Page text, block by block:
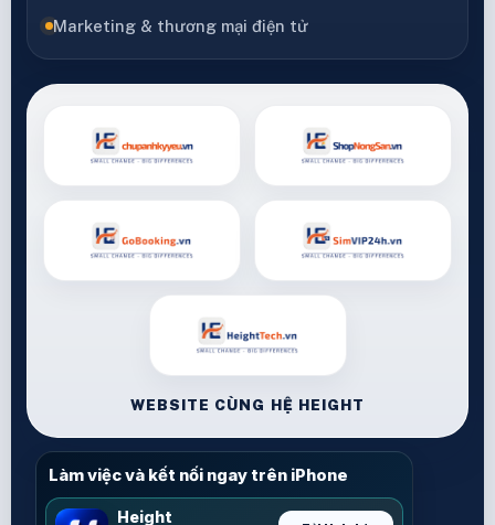
Marketing & thương mại điện tử
WEBSITE CÙNG HỆ HEIGHT
Làm việc và kết nối ngay trên iPhone
Height